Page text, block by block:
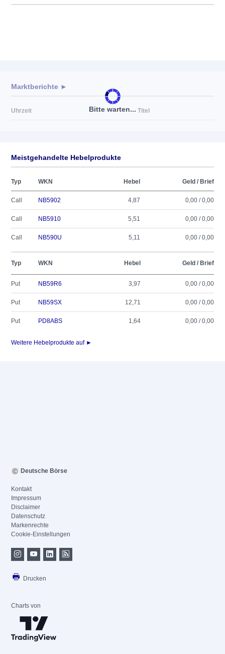
Bitte warten...
Marktberichte ►
Uhrzeit Titel
Meistgehandelte Hebelprodukte
Typ WKN Hebel Geld / Brief
Call NB5902 4,87 0,00 / 0,00
Call NB5910 5,51 0,00 / 0,00
Call NB590U 5,11 0,00 / 0,00
Typ WKN Hebel Geld / Brief
Put NB59R6 3,97 0,00 / 0,00
Put NB59SX 12,71 0,00 / 0,00
Put PD8ABS 1,64 0,00 / 0,00
Weitere Hebelprodukte auf ►
Deutsche Börse
Kontakt
Impressum
Disclaimer
Datenschutz
Markenrechte
Cookie-Einstellungen
Drucken
Charts von